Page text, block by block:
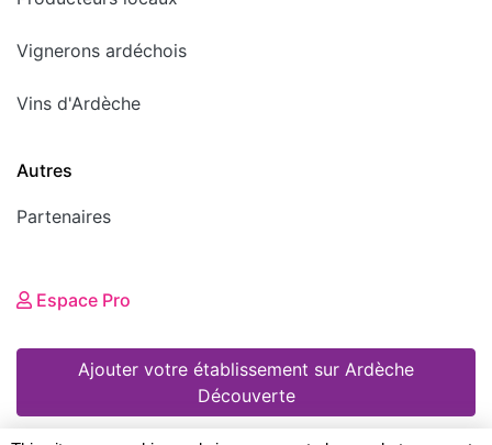
Vignerons ardéchois
Vins d'Ardèche
Autres
Partenaires
Espace Pro
Ajouter votre établissement sur Ardèche
Découverte